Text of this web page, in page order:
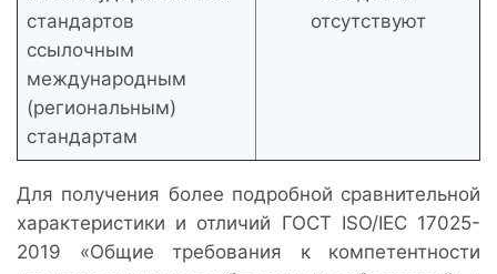
стандартов
ссылочным
международным
(региональным)
стандартам
отсутствуют
Для получения более подробной сравнительной
характеристики и отличий ГОСТ ISO/IEC 17025-
2019 «Общие требования к компетентности